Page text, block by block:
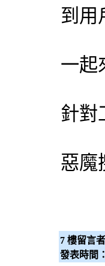
到用
一起
針對
惡魔
7 樓留言者
發表時間：